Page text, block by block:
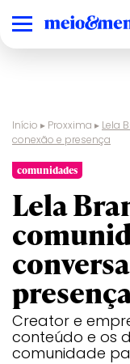
Início ▸ Proxxima ▸ Lela
conexão e presença
comunidades
Lela
Creator e
conteúdo e os
comunidade